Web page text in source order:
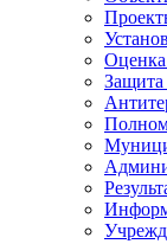
Оценка
Защита